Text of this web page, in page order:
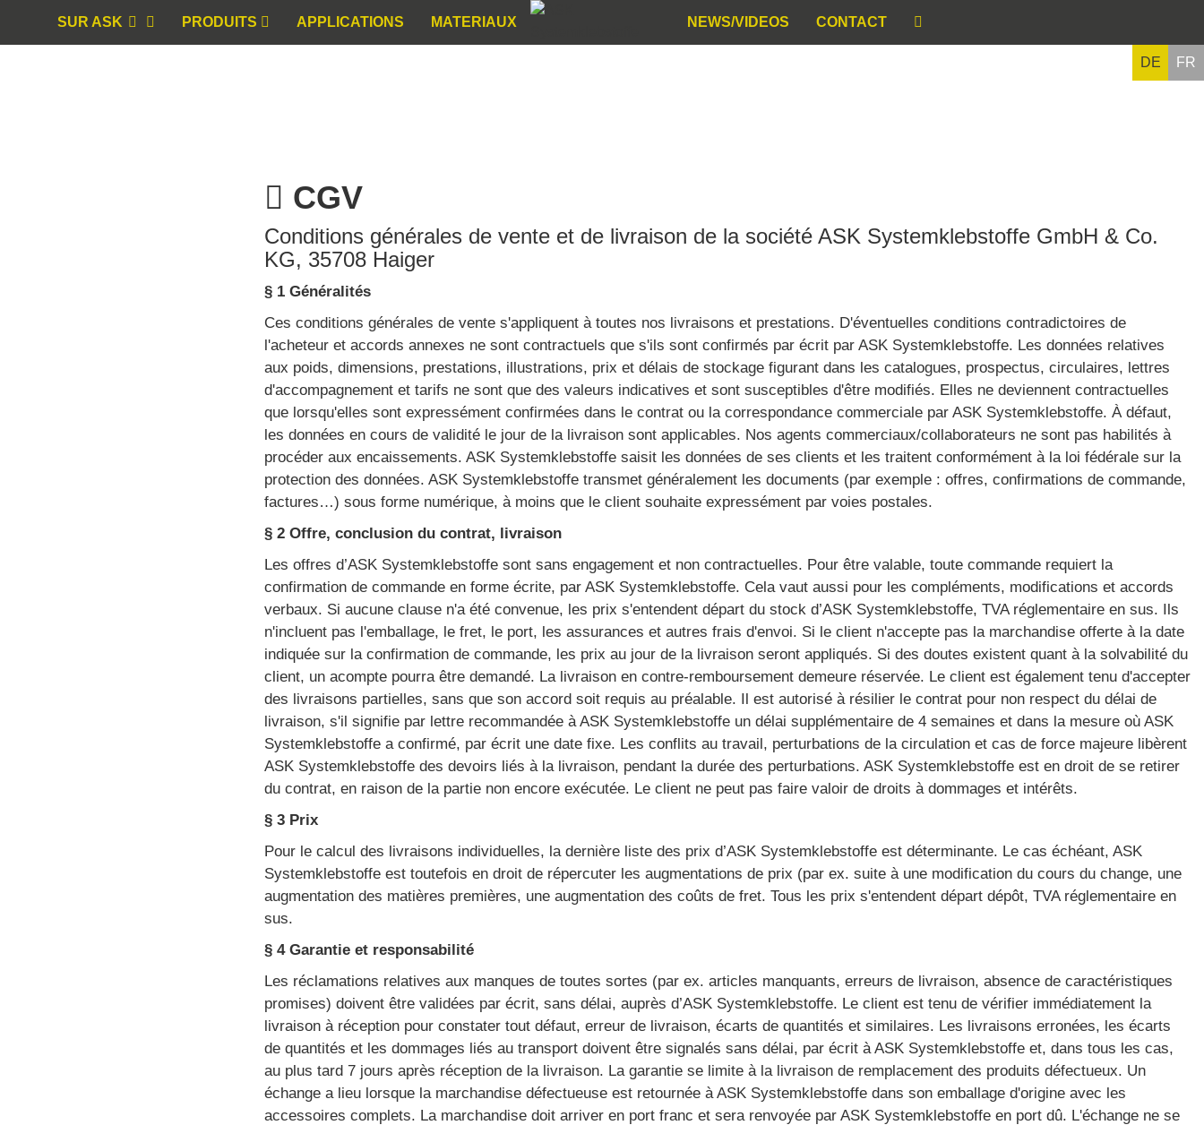
SUR ASK PRODUITS APPLICATIONS MATERIAUX NEWS/VIDEOS CONTACT
DE FR
CGV
Conditions générales de vente et de livraison de la société ASK Systemklebstoffe GmbH & Co.
KG, 35708 Haiger
§ 1 Généralités
Ces conditions générales de vente s'appliquent à toutes nos livraisons et prestations. D'éventuelles conditions contradictoires de
l'acheteur et accords annexes ne sont contractuels que s'ils sont confirmés par écrit par ASK Systemklebstoffe. Les données relatives
aux poids, dimensions, prestations, illustrations, prix et délais de stockage figurant dans les catalogues, prospectus, circulaires, lettres
d'accompagnement et tarifs ne sont que des valeurs indicatives et sont susceptibles d'être modifiés. Elles ne deviennent contractuelles
que lorsqu'elles sont expressément confirmées dans le contrat ou la correspondance commerciale par ASK Systemklebstoffe. À défaut,
les données en cours de validité le jour de la livraison sont applicables. Nos agents commerciaux/collaborateurs ne sont pas habilités à
procéder aux encaissements. ASK Systemklebstoffe saisit les données de ses clients et les traitent conformément à la loi fédérale sur la
protection des données. ASK Systemklebstoffe transmet généralement les documents (par exemple : offres, confirmations de commande,
factures…) sous forme numérique, à moins que le client souhaite expressément par voies postales.
§ 2 Offre, conclusion du contrat, livraison
Les offres d’ASK Systemklebstoffe sont sans engagement et non contractuelles. Pour être valable, toute commande requiert la
confirmation de commande en forme écrite, par ASK Systemklebstoffe. Cela vaut aussi pour les compléments, modifications et accords
verbaux. Si aucune clause n'a été convenue, les prix s'entendent départ du stock d’ASK Systemklebstoffe, TVA réglementaire en sus. Ils
n'incluent pas l'emballage, le fret, le port, les assurances et autres frais d'envoi. Si le client n'accepte pas la marchandise offerte à la date
indiquée sur la confirmation de commande, les prix au jour de la livraison seront appliqués. Si des doutes existent quant à la solvabilité du
client, un acompte pourra être demandé. La livraison en contre-remboursement demeure réservée. Le client est également tenu d'accepter
des livraisons partielles, sans que son accord soit requis au préalable. Il est autorisé à résilier le contrat pour non respect du délai de
livraison, s'il signifie par lettre recommandée à ASK Systemklebstoffe un délai supplémentaire de 4 semaines et dans la mesure où ASK
Systemklebstoffe a confirmé, par écrit une date fixe. Les conflits au travail, perturbations de la circulation et cas de force majeure libèrent
ASK Systemklebstoffe des devoirs liés à la livraison, pendant la durée des perturbations. ASK Systemklebstoffe est en droit de se retirer
du contrat, en raison de la partie non encore exécutée. Le client ne peut pas faire valoir de droits à dommages et intérêts.
§ 3 Prix
Pour le calcul des livraisons individuelles, la dernière liste des prix d’ASK Systemklebstoffe est déterminante. Le cas échéant, ASK
Systemklebstoffe est toutefois en droit de répercuter les augmentations de prix (par ex. suite à une modification du cours du change, une
augmentation des matières premières, une augmentation des coûts de fret. Tous les prix s'entendent départ dépôt, TVA réglementaire en
sus.
§ 4 Garantie et responsabilité
Les réclamations relatives aux manques de toutes sortes (par ex. articles manquants, erreurs de livraison, absence de caractéristiques
promises) doivent être validées par écrit, sans délai, auprès d’ASK Systemklebstoffe. Le client est tenu de vérifier immédiatement la
livraison à réception pour constater tout défaut, erreur de livraison, écarts de quantités et similaires. Les livraisons erronées, les écarts
de quantités et les dommages liés au transport doivent être signalés sans délai, par écrit à ASK Systemklebstoffe et, dans tous les cas,
au plus tard 7 jours après réception de la livraison. La garantie se limite à la livraison de remplacement des produits défectueux. Un
échange a lieu lorsque la marchandise défectueuse est retournée à ASK Systemklebstoffe dans son emballage d'origine avec les
accessoires complets. La marchandise doit arriver en port franc et sera renvoyée par ASK Systemklebstoffe en port dû. L'échange ne se